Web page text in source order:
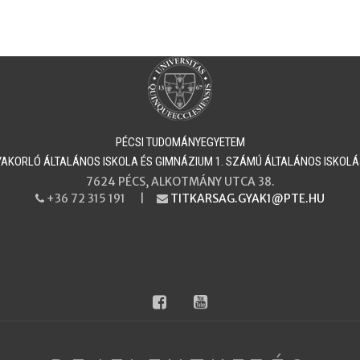
PÉCSI TUDOMÁNYEGYETEM
ÁLTALÁNOS ISKOLA ÉS GIMNÁZIUM 1. SZÁMÚ ÁLTALÁNOS
7624 PÉCS, ALKOTMÁNY UTCA 38.
PHONE
+36 72 315 191 | EMAIL
TITKARSAG.GYAK1@PTE.HU
facebookyoutube